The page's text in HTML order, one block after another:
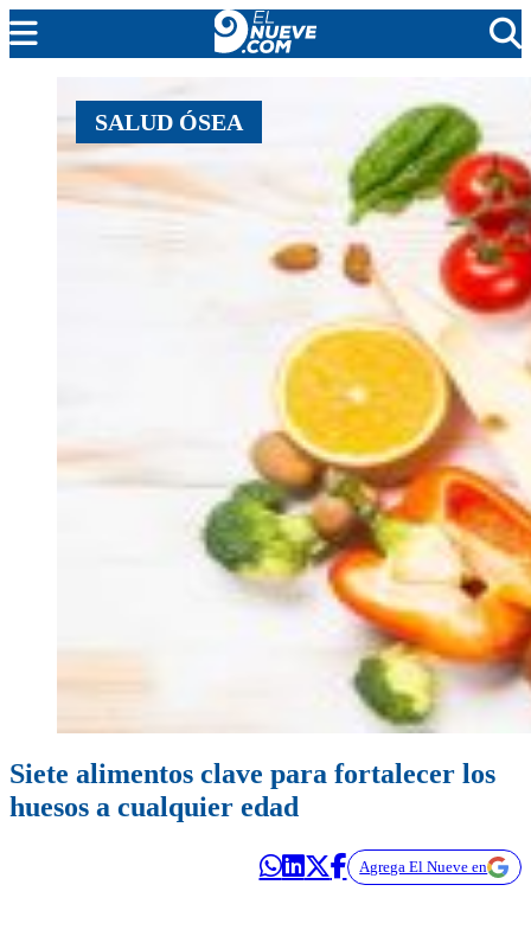
MENDOZA
CADA DÍA
ARGENTINA
NOTICIERO 9
SALUD ÓSEA
Siete alimentos clave para fortalecer los
huesos a cualquier edad
Agrega El Nueve en